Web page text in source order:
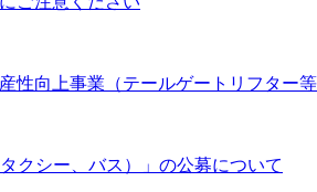
向上事業（テールゲートリフター等
クシー、バス）」の公募について